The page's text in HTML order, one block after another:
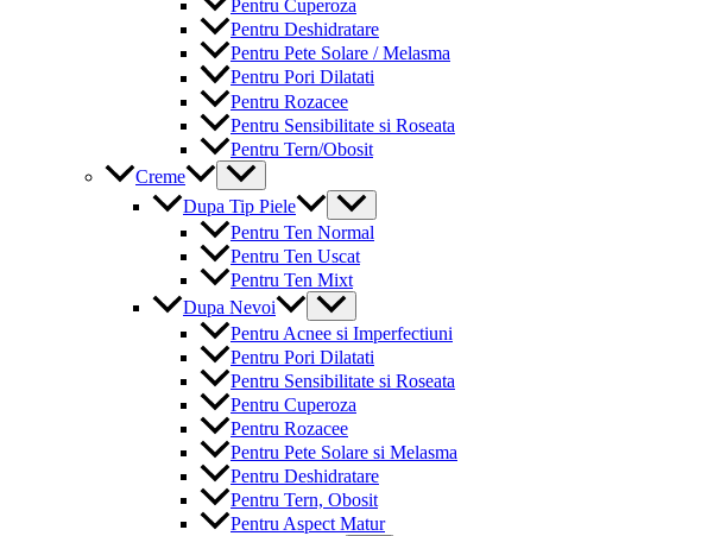
Pentru Cuperoza
Pentru Deshidratare
Pentru Pete Solare / Melasma
Pentru Pori Dilatati
Pentru Rozacee
Pentru Sensibilitate si Roseata
Pentru Tern/Obosit
Creme
Menu
Toggle
Dupa Tip Piele
Menu
Toggle
Pentru Ten Normal
Pentru Ten Uscat
Pentru Ten Mixt
Dupa Nevoi
Menu
Toggle
Pentru Acnee si Imperfectiuni
Pentru Pori Dilatati
Pentru Sensibilitate si Roseata
Pentru Cuperoza
Pentru Rozacee
Pentru Pete Solare si Melasma
Pentru Deshidratare
Pentru Tern, Obosit
Pentru Aspect Matur